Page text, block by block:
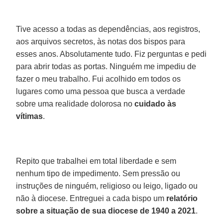
Tive acesso a todas as dependências, aos registros,
aos arquivos secretos, às notas dos bispos para
esses anos. Absolutamente tudo. Fiz perguntas e pedi
para abrir todas as portas. Ninguém me impediu de
fazer o meu trabalho. Fui acolhido em todos os
lugares como uma pessoa que busca a verdade
sobre uma realidade dolorosa nocuidado às
vítimas.
Repito que trabalhei em total liberdade e sem
nenhum tipo de impedimento. Sem pressão ou
instruções de ninguém, religioso ou leigo, ligado ou
não à diocese. Entreguei a cada bispo um relatório
sobre a situação de sua diocese de 1940 a 2021.